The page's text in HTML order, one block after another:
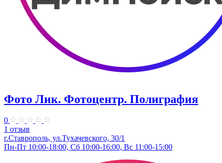
Фото Лик. Фотоцентр. Полиграфия
0
1 отзыв
г.Ставрополь, ул.Тухачевского, 30/1
Пн-Пт 10:00-18:00, Сб 10:00-16:00, Вс 11:00-15:00